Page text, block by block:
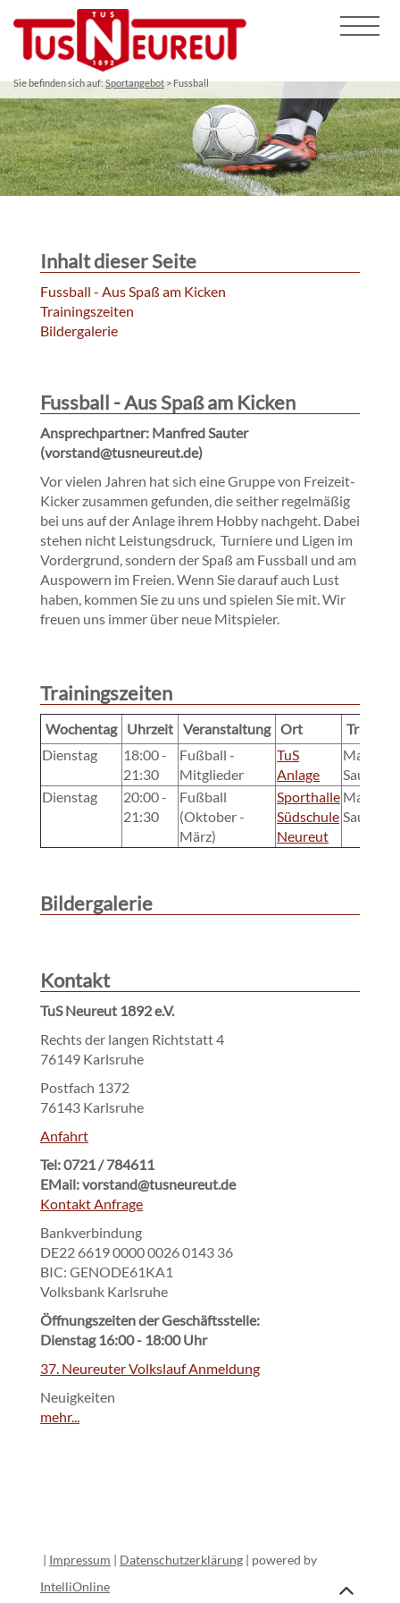
Sie befinden sich auf:Sportangebot> Fussball
Inhalt dieser Seite
Fussball - Aus Spaß am Kicken
Trainingszeiten
Bildergalerie
Fussball - Aus Spaß am Kicken
Ansprechpartner: Manfred Sauter
(vorstand@tusneureut.de)
Vor vielen Jahren hat sich eine Gruppe von Freizeit-
Kicker zusammen gefunden, die seither regelmäßig
bei uns auf der Anlage ihrem Hobby nachgeht. Dabei
stehen nicht Leistungsdruck, Turniere und Ligen im
Vordergrund, sondern der Spaß am Fussball und am
Auspowern im Freien. Wenn Sie darauf auch Lust
haben, kommen Sie zu uns und spielen Sie mit. Wir
freuen uns immer über neue Mitspieler.
Trainingszeiten
Wochentag Uhrzeit Veranstaltung Ort
Trainer
Dienstag
18:00 -
21:30
Fußball -
Mitglieder
TuS
Anlage
Manfred
Sauter
Dienstag
20:00 -
21:30
Fußball
(Oktober -
März)
Sporthalle
Südschule
Neureut
Manfred
Sauter
Bildergalerie
Kontakt
TuS Neureut 1892 e.V.
Rechts der langen Richtstatt 4
76149 Karlsruhe
Postfach 1372
76143 Karlsruhe
Anfahrt
Tel: 0721 / 784611
EMail: vorstand@tusneureut.de
Kontakt Anfrage
Bankverbindung
DE22 6619 0000 0026 0143 36
BIC: GENODE61KA1
Volksbank Karlsruhe
Öffnungszeiten der Geschäftsstelle:
Dienstag 16:00 - 18:00 Uhr
37. Neureuter Volkslauf Anmeldung
Neuigkeiten
mehr...
| Impressum | Datenschutzerklärung | powered by
IntelliOnline